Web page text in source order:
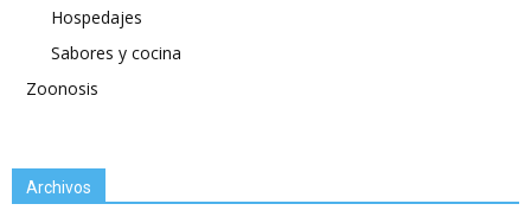
Hospedajes
Sabores y cocina
Zoonosis
Archivos